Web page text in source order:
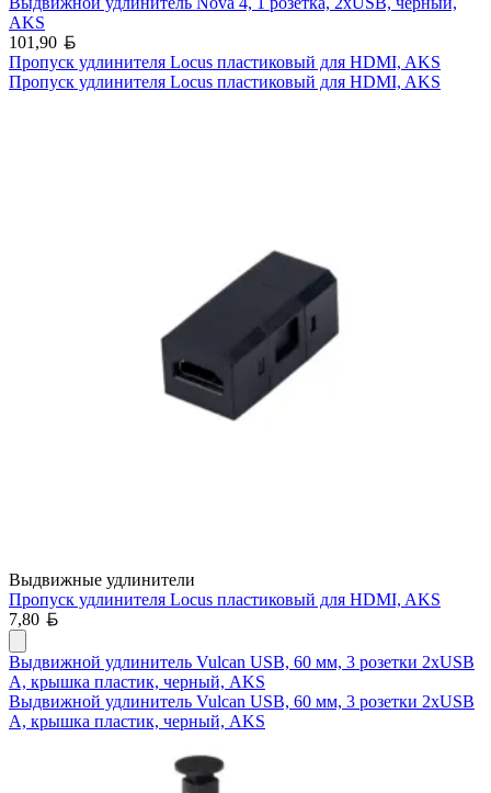
AKS
101,90
Пропуск удлинителя Locus пластиковый для HDMI, AKS
Пропуск удлинителя Locus пластиковый для HDMI, AKS
Выдвижные удлинители
Пропуск удлинителя Locus пластиковый для HDMI, AKS
7,80
Выдвижной удлинитель Vulcan USB, 60 мм, 3 розетки 2xUSB
A, крышка пластик, черный, AKS
Выдвижной удлинитель Vulcan USB, 60 мм, 3 розетки 2xUSB
A, крышка пластик, черный, AKS